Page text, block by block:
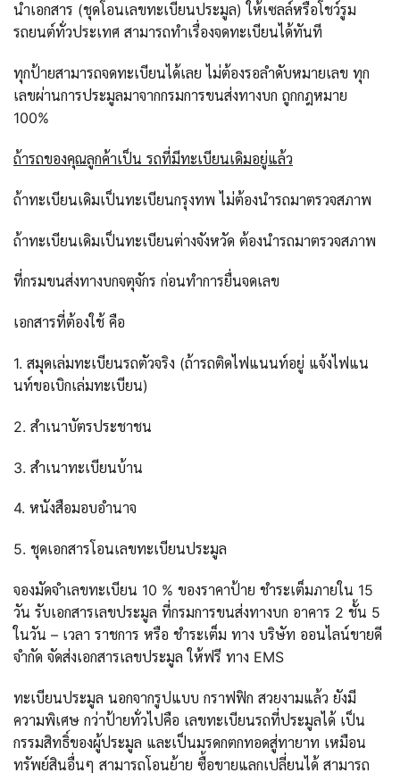
นำเอกสาร (ชุดโอนเลขทะเบียนประมูล) ให้เซลล์หรือโชว์รูม
รถยนต์ทั่วประเทศ สามารถทำเรื่องจดทะเบียนได้ทันที
ทุกป้ายสามารถจดทะเบียนได้เลย ไม่ต้องรอลำดับหมายเลข ทุก
เลขผ่านการประมูลมาจากกรมการขนส่งทางบก ถูกกฎหมาย
100%
ถ้ารถของคุณลูกค้าเป็น รถที่มีทะเบียนเดิมอยู่แล้ว
ถ้าทะเบียนเดิมเป็นทะเบียนกรุงทพ ไม่ต้องนำรถมาตรวจสภาพ
ถ้าทะเบียนเดิมเป็นทะเบียนต่างจังหวัด ต้องนำรถมาตรวจสภาพ
ที่กรมขนส่งทางบกจตุจักร ก่อนทำการยื่นจดเลข
เอกสารที่ต้องใช้ คือ
1. สมุดเล่มทะเบียนรถตัวจริง (ถ้ารถติดไฟแนนท์อยู่ แจ้งไฟแน
นท์ขอเบิกเล่มทะเบียน)
2. สำเนาบัตรประชาชน
3. สำเนาทะเบียนบ้าน
4. หนังสือมอบอำนาจ
5. ชุดเอกสารโอนเลขทะเบียนประมูล
จองมัดจำเลขทะเบียน 10 % ของราคาป้าย ชำระเต็มภายใน 15
วัน รับเอกสารเลขประมูล ที่กรมการขนส่งทางบก อาคาร 2 ชั้น 5
ในวัน – เวลา ราชการ หรือ ชำระเต็ม ทาง บริษัท ออนไลน์ขายดี
จำกัด จัดส่งเอกสารเลขประมูล ให้ฟรี ทาง EMS
ทะเบียนประมูล นอกจากรูปแบบ กราฟฟิก สวยงามแล้ว ยังมี
ความพิเศษ กว่าป้ายทั่วไปคือ เลขทะเบียนรถที่ประมูลได้ เป็น
กรรมสิทธิ์ของผู้ประมูล และเป็นมรดกตกทอดสู่ทายาท เหมือน
ทรัพย์สินอื่นๆ สามารถโอนย้าย ซื้อขายแลกเปลี่ยนได้ สามารถ